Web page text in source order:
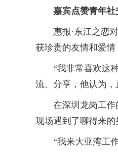
嘉宾点赞青年社
惠报·东江之恋对
获珍贵的友情和爱
“我非常喜欢这种
流、分享，他认为
在深圳龙岗工作的
现场遇到了聊得来的
“我来大亚湾工作